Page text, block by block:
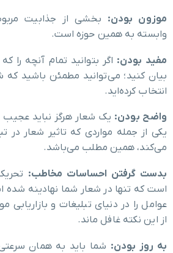
موزون بودن: بخشی از جذابیت
وابسته به همین حوزه است.
مفید بودن: اگر بتوانید تمام آنچه را
بیان کنید؛ می‌توانید مطمئن باشید که
انتخاب کرده‌اید.
واضح بودن: یک شعار هرگز نباید
یکی از جمله مواردی که تاثیر شعار
می‌کند، همین مطلب می‌باشد.
بدست گرفتن احساسات مخاطب:
است که تنها در شعار شما نهادینه شده
عوامل را در دنیای تبلیغات و بازاریابی
از این نکته غافل ماند.
به روز بودن: شما باید به همان